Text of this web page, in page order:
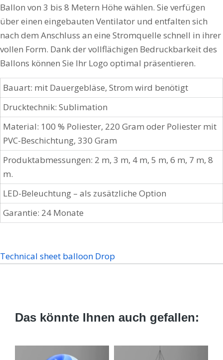
Ballon von 3 bis 8 Metern Höhe wählen. Sie verfügen
über einen eingebauten Ventilator und entfalten sich
nach dem Anschluss an eine Stromquelle schnell in ihrer
vollen Form. Dank der vollflächigen Bedruckbarkeit des
Ballons können Sie Ihr Logo optimal präsentieren.
Bauart: mit Dauergebläse, Strom wird benötigt
Drucktechnik: Sublimation
Material: 100 % Poliester, 220 Gram oder Poliester mit
PVC-Beschichtung, 330 Gram
Produktabmessungen: 2 m, 3 m, 4 m, 5 m, 6 m, 7 m, 8
m.
LED-Beleuchtung – als zusätzliche Option
Garantie: 24 Monate
Technical sheet balloon Drop
Das könnte Ihnen auch gefallen: